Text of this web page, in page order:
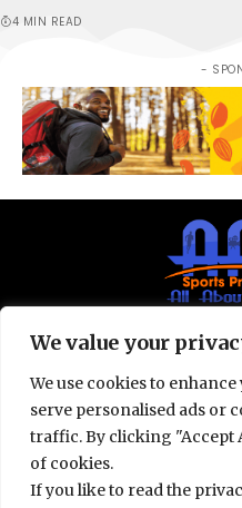
We value your
We use cookies to
serve personalised ads or
traffic. By clicking "Accept
of cookies.
If you like to read the
4 MIN READ
-
© All Rights